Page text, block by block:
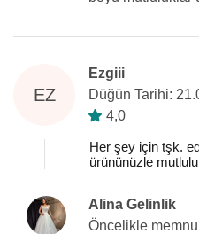
EZ
Ezgiii
Düğün Tarihi:
4,0
Her şey için tşk.
ürününüzle
Alina Gelinlik
Öncelikle